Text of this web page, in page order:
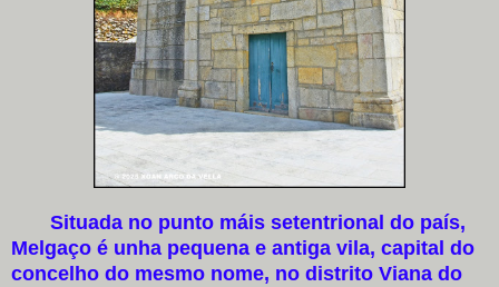
Situada no punto máis setentrional do país,
Melgaço é unha pequena e antiga vila, capital do
concelho do mesmo nome, no distrito Viana do